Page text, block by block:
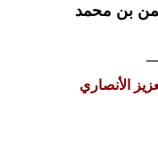
بن محمد
الأنصاري